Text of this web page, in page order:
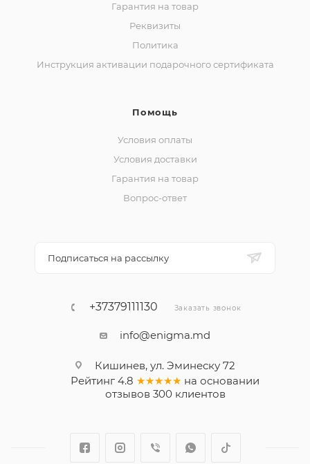
Гарантия на товар
Реквизиты
Политика
Инструкция активации подарочного сертификата
Помощь
Условия оплаты
Условия доставки
Гарантия на товар
Вопрос-ответ
Подписаться на рассылку
+37379111130 Заказать звонок
info@enigma.md
Кишинев, ул. Эминеску 72
Рейтинг 4.8 ★★★★★ на основании
отзывов 300клиентов